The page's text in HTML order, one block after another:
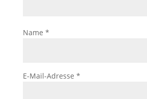
Name *
E-Mail-Adresse *